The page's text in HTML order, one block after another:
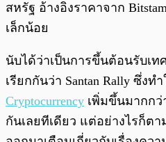
สหรัฐ อ้างอิงราคาจาก
เล็กน้อย
นับได้ว่าเป็นการขึ้นต้อนรับเ
เรียกกันว่า Santan Rally ซึ่ง
Cryptocurrency เพิ่มขึ้นมากก
กันเลยทีเดียว แต่อย่างไรก็ตา